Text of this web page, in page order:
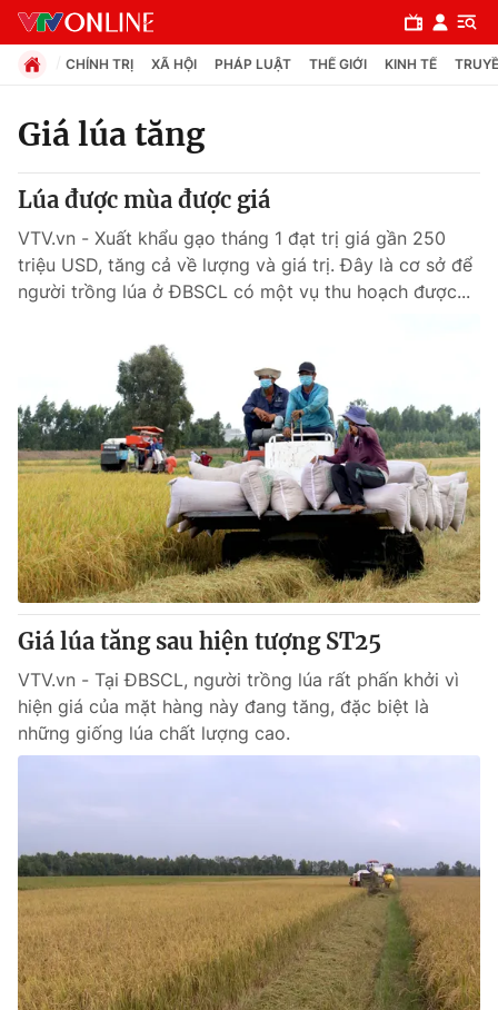
Chuyên mục
Xã hội
Y tế
Thế giới
Tin tức
Thế giới đó đây
Câu chuyện quốc tế
Kinh tế
Tài chính
Thị trường
Góc doanh nghiệp
Dữ liệu và đời sống
Truyền hình
Phim VTV
Hậu trường
Khán giả
Giải sao mai
Giải trí
Sao
Du lịch
Làm đẹp
Chất lượng cuộc sống
Giáo dục
Tuyển sinh
Học trực tuyến
Công nghệ
Hitech Công nghệ tương lai
Giao lưu trực tuyến
CHÍNH TRỊ XÃ HỘI PHÁP LUẬT THẾ GIỚI KINH TẾ
Giá lúa tăng
Lúa được mùa được giá
VTV.vn - Xuất khẩu gạo tháng 1 đạt trị giá gần 250
triệu USD, tăng cả về lượng và giá trị. Đây là cơ sở để
người trồng lúa ở ĐBSCL có một vụ thu hoạch được...
Giá lúa tăng sau hiện tượng ST25
VTV.vn - Tại ĐBSCL, người trồng lúa rất phấn khởi vì
hiện giá của mặt hàng này đang tăng, đặc biệt là
những giống lúa chất lượng cao.